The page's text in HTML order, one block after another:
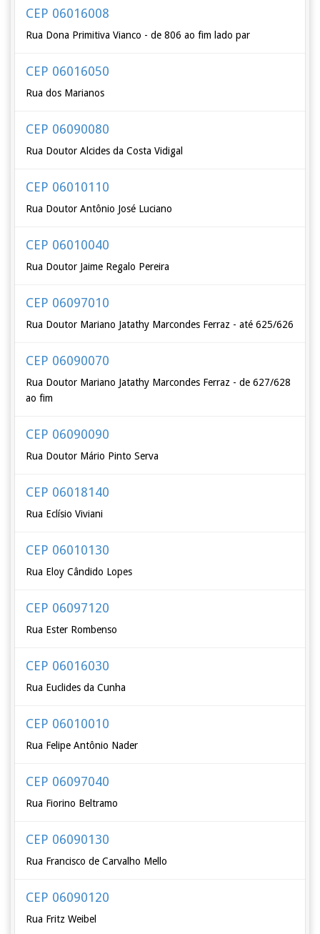
CEP 06016008
Rua Dona Primitiva Vianco - de 806 ao fim lado par
CEP 06016050
Rua dos Marianos
CEP 06090080
Rua Doutor Alcides da Costa Vidigal
CEP 06010110
Rua Doutor Antônio José Luciano
CEP 06010040
Rua Doutor Jaime Regalo Pereira
CEP 06097010
Rua Doutor Mariano Jatathy Marcondes Ferraz - até 625/626
CEP 06090070
Rua Doutor Mariano Jatathy Marcondes Ferraz - de 627/628
ao fim
CEP 06090090
Rua Doutor Mário Pinto Serva
CEP 06018140
Rua Eclísio Viviani
CEP 06010130
Rua Eloy Cândido Lopes
CEP 06097120
Rua Ester Rombenso
CEP 06016030
Rua Euclides da Cunha
CEP 06010010
Rua Felipe Antônio Nader
CEP 06097040
Rua Fiorino Beltramo
CEP 06090130
Rua Francisco de Carvalho Mello
CEP 06090120
Rua Fritz Weibel